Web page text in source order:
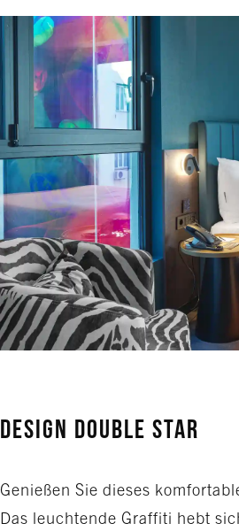
Design Double Star
Genießen Sie dieses
Das leuchtende Graffiti hebt